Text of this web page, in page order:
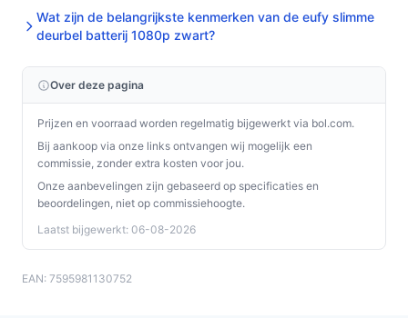
Wat zijn de belangrijkste kenmerken van de eufy slimme
deurbel batterij 1080p zwart?
Over deze pagina
Prijzen en voorraad worden regelmatig bijgewerkt via bol.com.
Bij aankoop via onze links ontvangen wij mogelijk een
commissie, zonder extra kosten voor jou.
Onze aanbevelingen zijn gebaseerd op specificaties en
beoordelingen, niet op commissiehoogte.
Laatst bijgewerkt: 06-08-2026
EAN: 7595981130752